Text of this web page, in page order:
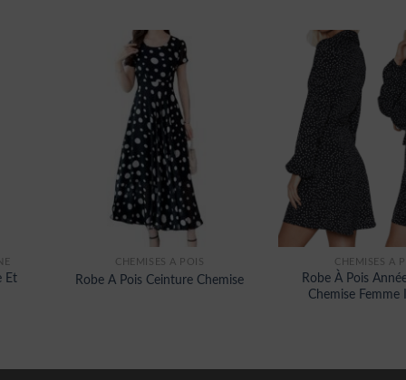
Et
CHEMISES À POIS
Robe A Pois Ceinture Chemise
CHEMISES À
Robe À Pois
Chemise Femme